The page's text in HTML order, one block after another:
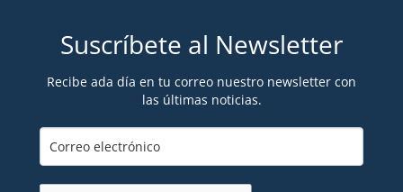
Suscríbete al Newsletter
Recibe ada día en tu correo nuestro newsletter con
las últimas noticias.